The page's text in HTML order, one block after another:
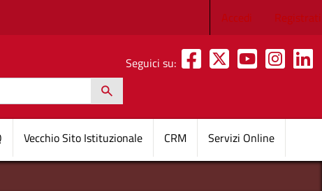
Menu
Accedi Registrati
Seguici su:
h
Vecchio Sito Istituzionale CRM Servizi Online